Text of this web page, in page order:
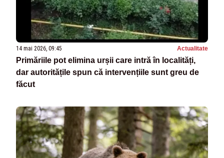
14 mai 2026, 09:45 Actualitate
Primăriile pot elimina urșii care intră în localități,
dar autoritățile spun că intervențiile sunt greu de
făcut